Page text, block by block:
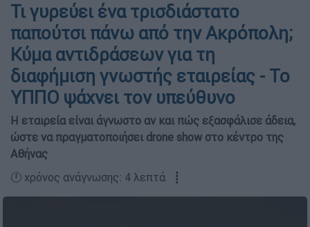
Τι γυρεύει ένα τρισδιάστατο
παπούτσι πάνω από την Ακρόπολη;
Κύμα αντιδράσεων για τη
διαφήμιση γνωστής εταιρείας - Το
ΥΠΠΟ ψάχνει τον υπεύθυνο
Η εταιρεία είναι άγνωστο αν και πώς εξασφάλισε άδεια,
ώστε να πραγματοποιήσει drone show στο κέντρο της
Αθήνας
🕛 χρόνος ανάγνωσης: 4 λεπτά ┋